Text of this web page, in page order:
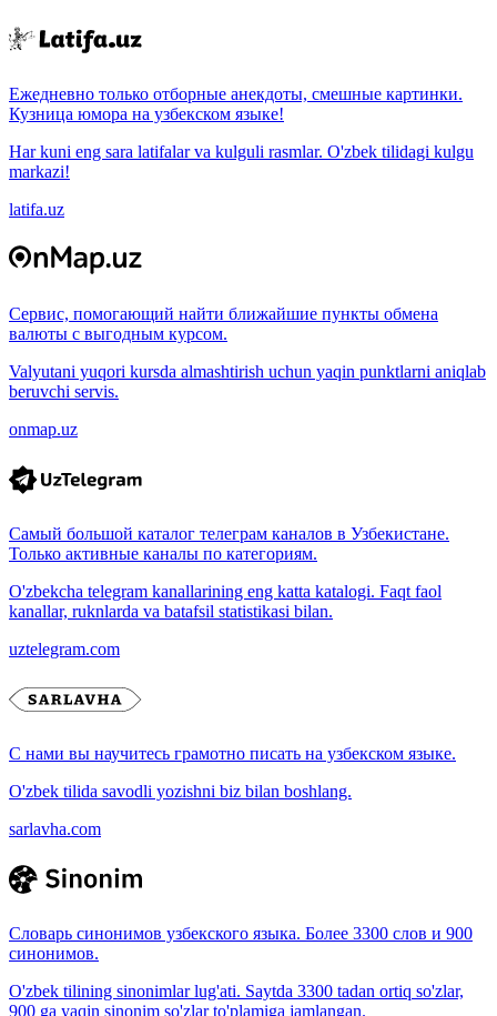
Ежедневно только отборные анекдоты, смешные картинки.
Кузница юмора на узбекском языке!
Har kuni eng sara latifalar va kulguli rasmlar. O'zbek tilidagi kulgu
markazi!
latifa.uz
Сервис, помогающий найти ближайшие пункты обмена
валюты с выгодным курсом.
Valyutani yuqori kursda almashtirish uchun yaqin punktlarni aniqlab
beruvchi servis.
onmap.uz
Самый большой каталог телеграм каналов в Узбекистане.
Только активные каналы по категориям.
O'zbekcha telegram kanallarining eng katta katalogi. Faqt faol
kanallar, ruknlarda va batafsil statistikasi bilan.
uztelegram.com
С нами вы научитесь грамотно писать на узбекском языке.
O'zbek tilida savodli yozishni biz bilan boshlang.
sarlavha.com
Словарь синонимов узбекского языка. Более 3300 слов и 900
синонимов.
O'zbek tilining sinonimlar lug'ati. Saytda 3300 tadan ortiq so'zlar,
900 ga yaqin sinonim so'zlar to'plamiga jamlangan.